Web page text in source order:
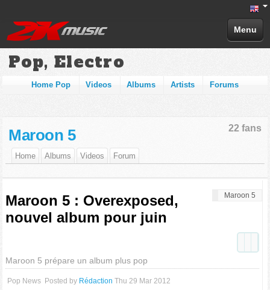
Menu
Pop, Electro
Home Pop Videos Albums Artists Forums
22 fans
Maroon 5
Home Albums Videos Forum
Maroon 5
Maroon 5 : Overexposed,
nouvel album pour juin
Maroon 5 prépare un album plus pop
Pop News Posted by Rédaction Thu 29 Mar 2012